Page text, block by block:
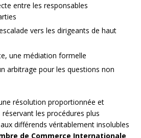
entre les responsables
vers les dirigeants de haut
une médiation formelle
arbitrage pour les questions non
résolution proportionnée et
les procédures plus
différends véritablement insolubles
de Commerce Internationale